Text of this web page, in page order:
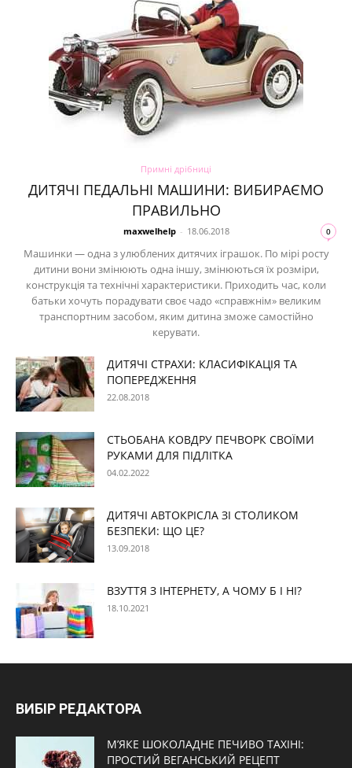
Примні дрібниці
ДИТЯЧІ ПЕДАЛЬНІ МАШИНИ: ВИБИРАЄМО
ПРАВИЛЬНО
maxwelhelp - 18.06.2018 0
Машинки — одна з улюблених дитячих іграшок. По мірі росту
дитини вони змінюють одна іншу, змінюються їх розміри,
конструкція та технічні характеристики. Приходить час, коли
батьки хочуть порадувати своє чадо «справжнім» великим
транспортним засобом, яким дитина зможе самостійно
керувати.
ДИТЯЧІ СТРАХИ: КЛАСИФІКАЦІЯ ТА
ПОПЕРЕДЖЕННЯ
22.08.2018
СТЬОБАНА КОВДРУ ПЕЧВОРК СВОЇМИ
РУКАМИ ДЛЯ ПІДЛІТКА
04.02.2022
ДИТЯЧІ АВТОКРІСЛА ЗІ СТОЛИКОМ
БЕЗПЕКИ: ЩО ЦЕ?
13.09.2018
ВЗУТТЯ З ІНТЕРНЕТУ, А ЧОМУ Б І НІ?
18.10.2021
ВИБІР РЕДАКТОРА
М’ЯКЕ ШОКОЛАДНЕ ПЕЧИВО ТАХІНІ:
ПРОСТИЙ ВЕГАНСЬКИЙ РЕЦЕПТ